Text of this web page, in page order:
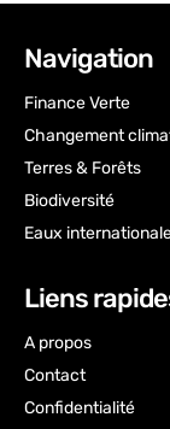
Navigation
Finance Verte
Changement
Terres & Forêts
Biodiversité
Eaux
Liens
A propos
Contact
Confidentialité